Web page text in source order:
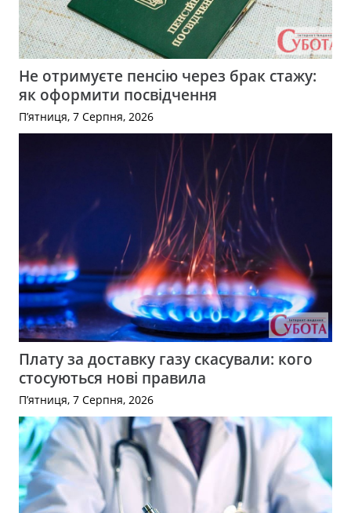
Не отримуєте пенсію через брак стажу:
як оформити посвідчення
П’ятниця, 7 Серпня, 2026
Плату за доставку газу скасували: кого
стосуються нові правила
П’ятниця, 7 Серпня, 2026